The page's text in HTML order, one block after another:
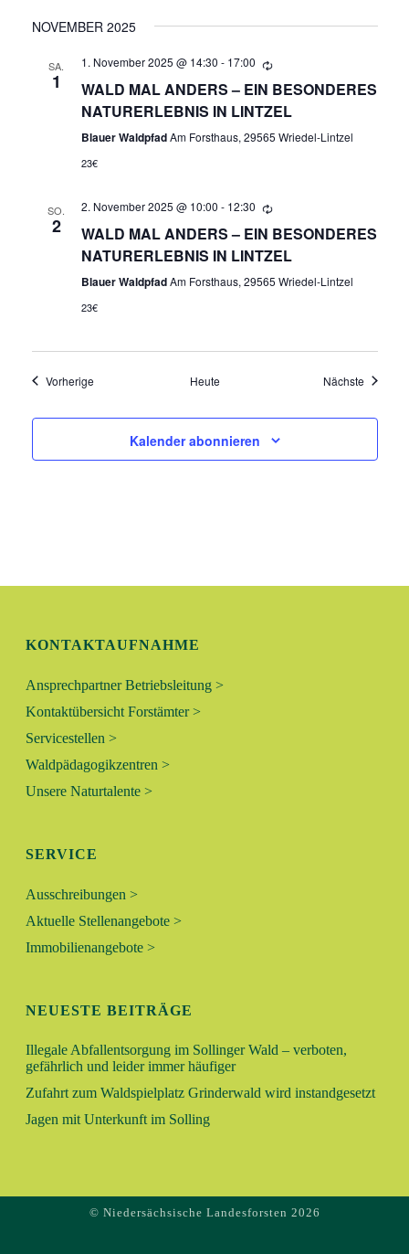
,
A
V
O
N
NOVEMBER 2025
SA.
1
1. November 2025 @ 14:30 - 17:00
WALD MAL ANDERS – EIN BESONDERES
NATURERLEBNIS IN LINTZEL
Blauer WaldpfadAm Forsthaus, 29565 Wriedel-Lintzel
23€
SO.
2
2. November 2025 @ 10:00 - 12:30
WALD MAL ANDERS – EIN BESONDERES
NATURERLEBNIS IN LINTZEL
Blauer WaldpfadAm Forsthaus, 29565 Wriedel-Lintzel
23€
VorherigeVeranstaltungen Heute Nächste
Kalender abonnieren
KONTAKTAUFNAHME
Ansprechpartner Betriebsleitung >
Kontaktübersicht Forstämter >
Servicestellen >
Waldpädagogikzentren >
Unsere Naturtalente >
SERVICE
Ausschreibungen >
Aktuelle Stellenangebote >
Immobilienangebote >
NEUESTE BEITRÄGE
Illegale Abfallentsorgung im Sollinger Wald – verboten,
gefährlich und leider immer häufiger
Zufahrt zum Waldspielplatz Grinderwald wird instandgesetzt
Jagen mit Unterkunft im Solling
© Niedersächsische Landesforsten 2026